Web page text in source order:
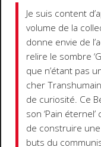
Je suis content
volume de la
donne envie de
relire le sombre
que n’étant pas
cher
de curiosité. Ce
son ‘Pain
de construire
buts du